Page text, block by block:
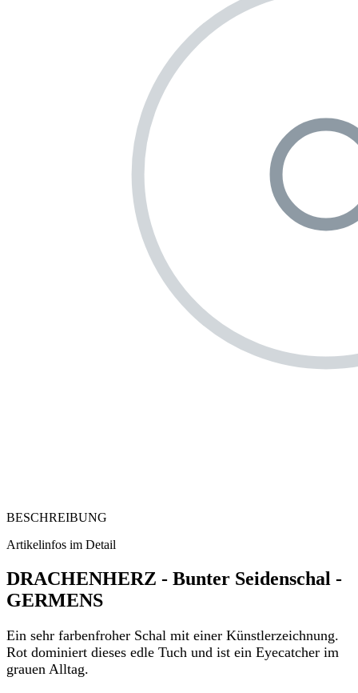
BESCHREIBUNG
Artikelinfos im Detail
DRACHENHERZ - Bunter Seidenschal -
GERMENS
Ein sehr farbenfroher Schal mit einer Künstlerzeichnung.
Rot dominiert dieses edle Tuch und ist ein Eyecatcher im
grauen Alltag.